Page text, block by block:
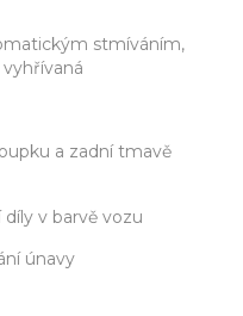
stmíváním,
a zadní tmavě
v barvě vozu
únavy